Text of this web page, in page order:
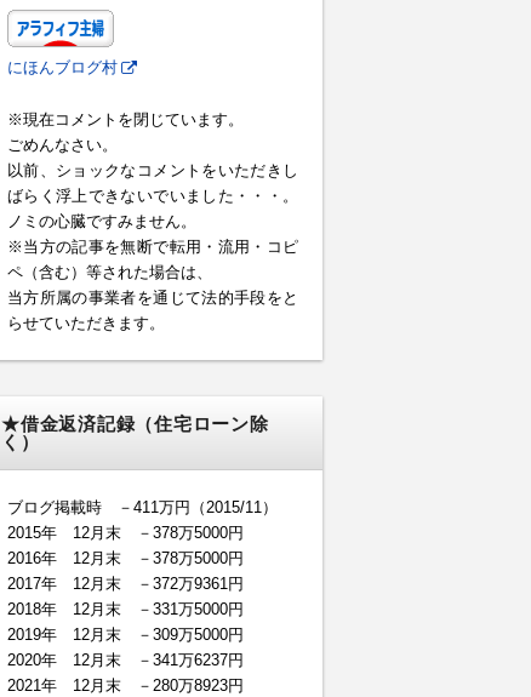
にほんブログ村
※現在コメントを閉じています。
ごめんなさい。
以前、ショックなコメントをいただきし
ばらく浮上できないでいました・・・。
ノミの心臓ですみません。
※当方の記事を無断で転用・流用・コピ
ペ（含む）等された場合は、
当方所属の事業者を通じて法的手段をと
らせていただきます。
★借金返済記録（住宅ローン除
く）
ブログ掲載時 －411万円（2015/11）
2015年 12月末 －378万5000円
2016年 12月末 －378万5000円
2017年 12月末 －372万9361円
2018年 12月末 －331万5000円
2019年 12月末 －309万5000円
2020年 12月末 －341万6237円
2021年 12月末 －280万8923円